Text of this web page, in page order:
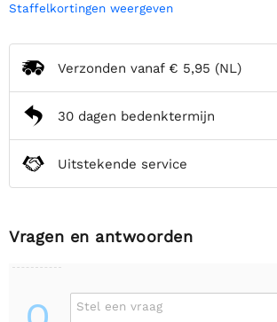
Staffelkortingen weergeven
Verzonden vanaf € 5,95 (NL)
30 dagen bedenktermijn
Uitstekende service
Vragen en antwoorden
Stel een vraag